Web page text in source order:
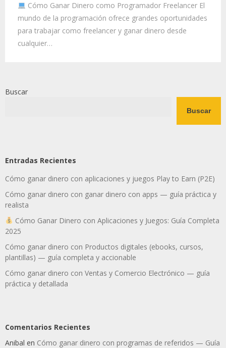
Cómo Ganar Dinero como Programador Freelancer El
mundo de la programación ofrece grandes oportunidades
para trabajar como freelancer y ganar dinero desde
cualquier…
Buscar
Buscar
Entradas Recientes
Cómo ganar dinero con aplicaciones y juegos Play to Earn (P2E)
Cómo ganar dinero con ganar dinero con apps — guía práctica y
realista
Cómo Ganar Dinero con Aplicaciones y Juegos: Guía Completa
2025
Cómo ganar dinero con Productos digitales (ebooks, cursos,
plantillas) — guía completa y accionable
Cómo ganar dinero con Ventas y Comercio Electrónico — guía
práctica y detallada
Comentarios Recientes
Anibal en Cómo ganar dinero con programas de referidos — Guía